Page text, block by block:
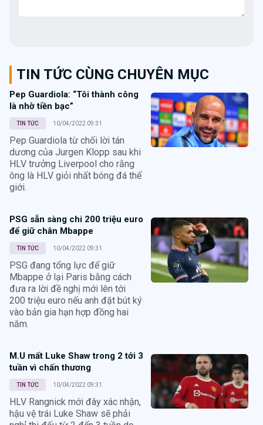
TIN TỨC CÙNG CHUYÊN MỤC
Pep Guardiola: “Tôi thành công
là nhờ tiền bạc”
TIN TỨC 10/04/2022 09:31
Pep Guardiola từ chối lời tán
dương của Jurgen Klopp sau khi
HLV trưởng Liverpool cho rằng
ông là HLV giỏi nhất bóng đá thế
giới.
PSG sẵn sàng chi 200 triệu euro
để giữ chân Mbappe
TIN TỨC 10/04/2022 09:31
PSG đang tổng lực để giữ
Mbappe ở lại Paris bằng cách
đưa ra lời đề nghị mới lên tới
200 triệu euro nếu anh đặt bút ký
vào bản gia hạn hợp đồng hai
năm.
M.U mất Luke Shaw trong 2 tới 3
tuần vì chấn thương
TIN TỨC 10/04/2022 09:31
HLV Rangnick mới đây xác nhận,
hậu vệ trái Luke Shaw sẽ phải